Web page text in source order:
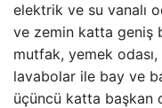
elektrik ve su vanalı
ve zemin katta geniş
mutfak, yemek odası,
lavabolar ile bay ve
üçüncü katta başkan